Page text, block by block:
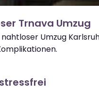
Trnava Umzug
Umzug